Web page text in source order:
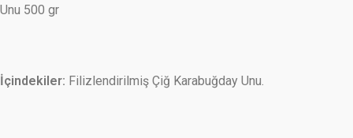
Unu 500 gr
İçindekiler: Filizlendirilmiş Çiğ Karabuğday Unu.